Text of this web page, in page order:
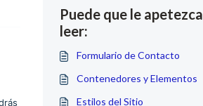
Puede que le apetezca
leer:
Formulario de Contacto
Contenedores y Elementos
Estilos del Sitio